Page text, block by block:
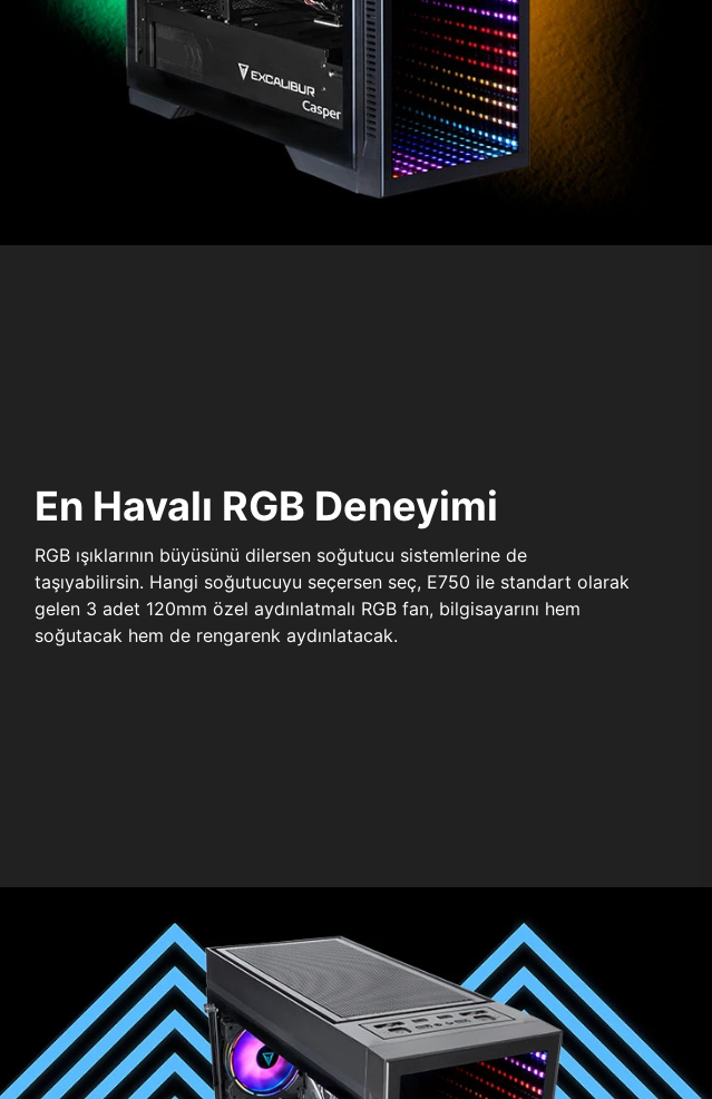
En Havalı RGB Deneyimi
RGB ışıklarının büyüsünü dilersen soğutucu sistemlerine de
taşıyabilirsin. Hangi soğutucuyu seçersen seç, E750 ile standart olarak
gelen 3 adet 120mm özel aydınlatmalı RGB fan, bilgisayarını hem
soğutacak hem de rengarenk aydınlatacak.